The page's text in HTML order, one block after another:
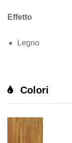
Effetto
Legno
Colori